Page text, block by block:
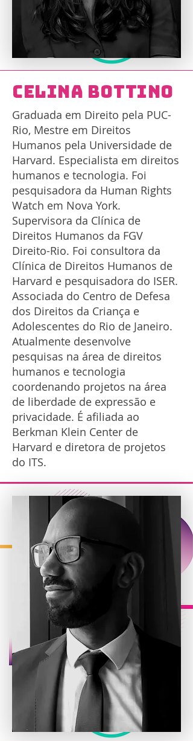
Celina Bottino
Graduada em Direito pela PUC-
Rio, Mestre em Direitos
Humanos pela Universidade de
Harvard. Especialista em direitos
humanos e tecnologia. Foi
pesquisadora da Human Rights
Watch em Nova York.
Supervisora da Clínica de
Direitos Humanos da FGV
Direito-Rio. Foi consultora da
Clínica de Direitos Humanos de
Harvard e pesquisadora do ISER.
Associada do Centro de Defesa
dos Direitos da Criança e
Adolescentes do Rio de Janeiro.
Atualmente desenvolve
pesquisas na área de direitos
humanos e tecnologia
coordenando projetos na área
de liberdade de expressão e
privacidade. É afiliada ao
Berkman Klein Center de
Harvard e diretora de projetos
do ITS.